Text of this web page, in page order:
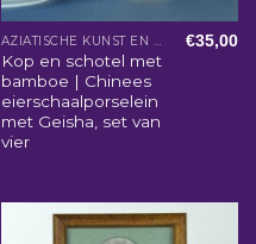
Kop en schotel met
bamboe | Chinees
eierschaalporselein
met Geisha, set van
vier
€35,00